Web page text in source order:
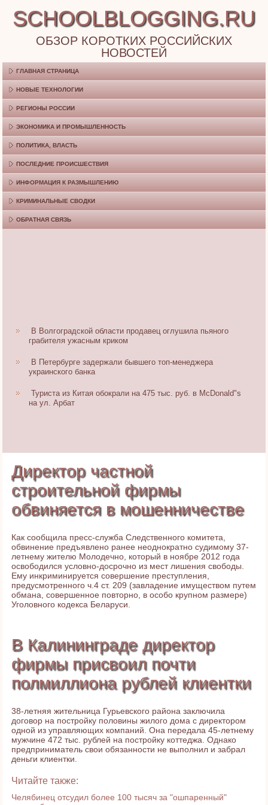
SCHOOLBLOGGING.RU
ОБЗОР КОРОТКИХ РОССИЙСКИХ
НОВОСТЕЙ
ГЛАВНАЯ СТРАНИЦА
НОВЫЕ ТЕХНОЛОГИИ
РЕГИОНЫ РОССИИ
ЭКОНОМИКА И ПРОМЫШЛЕННОСТЬ
ПОЛИТИКА, ВЛАСТЬ
ПОСЛЕДНИЕ ПРОИСШЕСТВИЯ
ИНФОРМАЦИЯ К РАЗМЫШЛЕНИЮ
КРИМИНАЛЬНЫЕ СВОДКИ
ОБРАТНАЯ СВЯЗЬ
В Волгоградской области продавец оглушила пьяного
грабителя ужасным криком
В Петербурге задержали бывшего топ-менеджера
украинского банка
Туриста из Китая обокрали на 475 тыс. руб. в McDonald"s
на ул. Арбат
Директор частной
строительной фирмы
обвиняется в мошенничестве
Как сообщила пресс-служба Следственного комитета,
обвинение предъявлено ранее неоднократно судимому 37-
летнему жителю Молодечно, который в ноябре 2012 года
освободился условно-досрочно из мест лишения свободы.
Ему инкриминируется совершение преступления,
предусмотренного ч.4 ст. 209 (завладение имуществом путем
обмана, совершенное повторно, в особо крупном размере)
Уголовного кодекса Беларуси.
В Калининграде директор
фирмы присвоил почти
полмиллиона рублей клиентки
38-летняя жительница Гурьевского района заключила
договор на постройку половины жилого дома с директором
одной из управляющих компаний. Она передала 45-летнему
мужчине 472 тыс. рублей на постройку коттеджа. Однако
предприниматель свои обязанности не выполнил и забрал
деньги клиентки.
Читайте также:
Челябинец отсудил более 100 тысяч за "ошпаренный"